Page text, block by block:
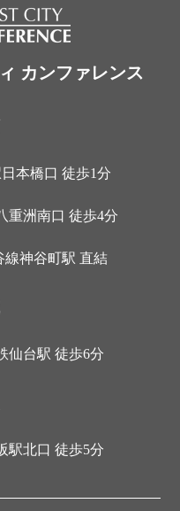
カンファレンス
本橋口 徒歩1分
重洲南口 徒歩4分
線神谷町駅 直結
仙台駅 徒歩6分
駅北口 徒歩5分